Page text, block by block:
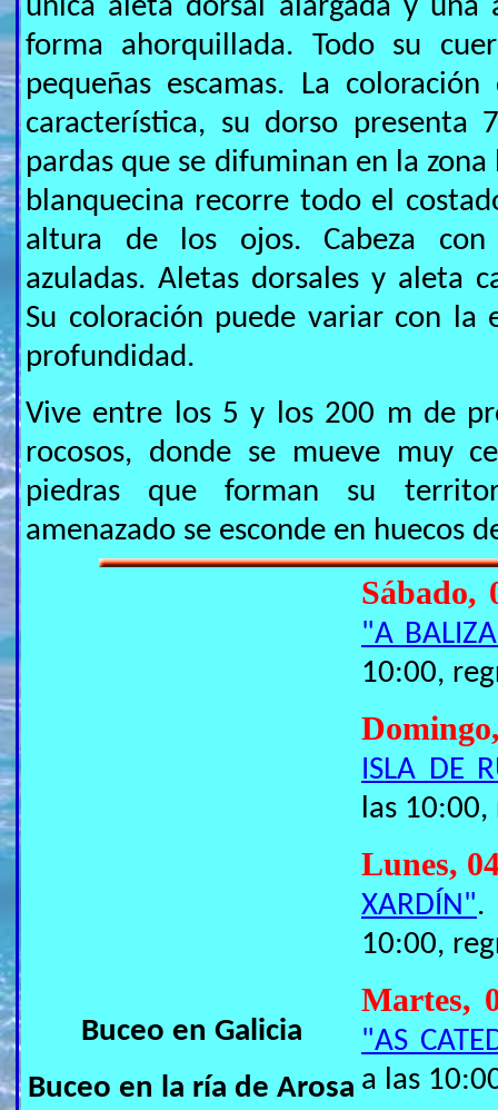
única aleta dorsal alargada y
forma ahorquillada. Todo su
pequeñas escamas. La
característica, su dorso presenta
pardas que se difuminan en la
blanquecina recorre todo el
altura de los ojos. Cabeza con
azuladas. Aletas dorsales y aleta
Su coloración puede variar con la
profundidad.
Vive entre los 5 y los 200 m de
rocosos, donde se mueve muy
piedras que forman su
amenazado se esconde en huecos
Buceo en Galicia
Buceo en la ría de Arosa
Sábado,
"A
10:00,
ISLA DE
las 10:00,
Lunes,
XARDÍN".
10:00,
Martes,
"AS
a las